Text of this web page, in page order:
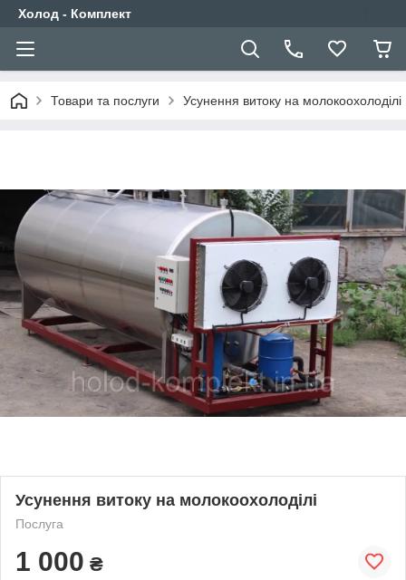
Холод - Комплект
Товари та послуги Усунення витоку на молокоохолоділі
Усунення витоку на молокоохолоділі
Послуга
1 000 ₴